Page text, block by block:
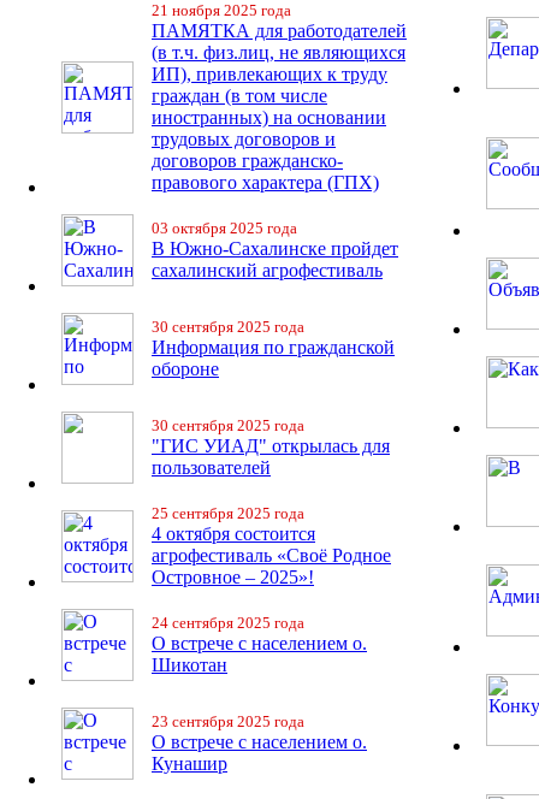
21 ноября 2025 года
ПАМЯТКА для работодателей
(в т.ч. физ.лиц, не являющихся
ИП), привлекающих к труду
граждан (в том числе
иностранных) на основании
трудовых договоров и
договоров гражданско-
правового характера (ГПХ)
03 октября 2025 года
В Южно-Сахалинске пройдет
сахалинский агрофестиваль
30 сентября 2025 года
Информация по гражданской
обороне
30 сентября 2025 года
"ГИС УИАД" открылась для
пользователей
25 сентября 2025 года
4 октября состоится
агрофестиваль «Своё Родное
Островное – 2025»!
24 сентября 2025 года
О встрече с населением о.
Шикотан
23 сентября 2025 года
О встрече с населением о.
Кунашир